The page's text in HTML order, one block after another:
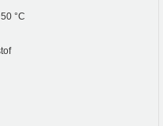
°C